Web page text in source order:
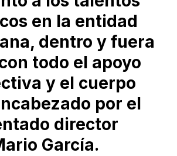
en la entidad
dentro y fuera
todo el apoyo
y el cuerpo
por el
director
García.